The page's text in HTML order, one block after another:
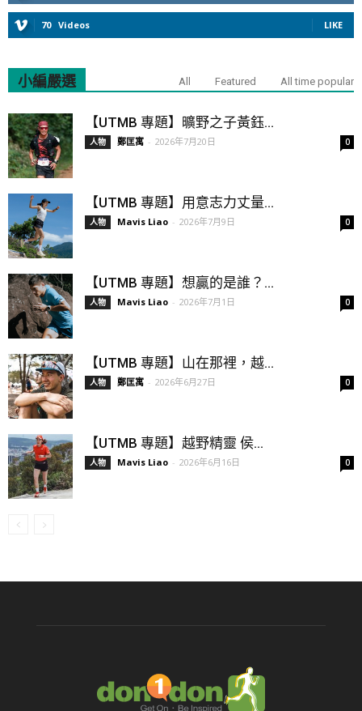
70 Videos LIKE
小編嚴選 All Featured All time popular
【UTMB 專題】曠野之子黃鈺...
人物 鄭匡寓 - 2026年7月20日 0
【UTMB 專題】用意志力丈量...
人物 Mavis Liao - 2026年7月9日 0
【UTMB 專題】想贏的是誰？...
人物 Mavis Liao - 2026年7月1日 0
【UTMB 專題】山在那裡，越...
人物 鄭匡寓 - 2026年6月27日 0
【UTMB 專題】越野精靈 侯...
人物 Mavis Liao - 2026年6月16日 0